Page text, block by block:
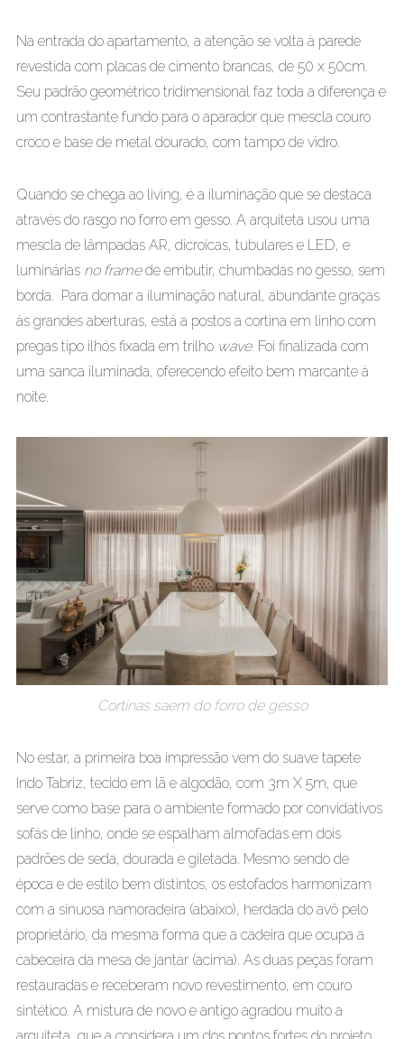
Na entrada do apartamento, a atenção se volta à parede
revestida com placas de cimento brancas, de 50 x 50cm.
Seu padrão geométrico tridimensional faz toda a diferença e
um contrastante fundo para o aparador que mescla couro
croco e base de metal dourado, com tampo de vidro.
Quando se chega ao living, é a iluminação que se destaca
através do rasgo no forro em gesso. A arquiteta usou uma
mescla de lâmpadas AR, dicroicas, tubulares e LED, e
luminárias no framede embutir, chumbadas no gesso, sem
borda. Para domar a iluminação natural, abundante graças
às grandes aberturas, está a postos a cortina em linho com
pregas tipo ilhós fixada em trilho wave. Foi finalizada com
uma sanca iluminada, oferecendo efeito bem marcante à
noite.
Cortinas saem do forro de gesso
No estar, a primeira boa impressão vem do suave tapete
Indo Tabriz, tecido em lã e algodão, com 3m X 5m, que
serve como base para o ambiente formado por convidativos
sofás de linho, onde se espalham almofadas em dois
padrões de seda, dourada e giletada. Mesmo sendo de
época e de estilo bem distintos, os estofados harmonizam
com a sinuosa namoradeira (abaixo), herdada do avô pelo
proprietário, da mesma forma que a cadeira que ocupa a
cabeceira da mesa de jantar (acima). As duas peças foram
restauradas e receberam novo revestimento, em couro
sintético. A mistura de novo e antigo agradou muito a